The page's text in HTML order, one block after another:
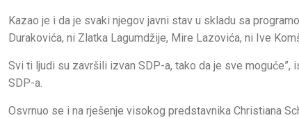
Kazao je i da je svaki njegov javni stav u skladu sa
Durakovića, ni Zlatka Lagumdžije, Mire Lazovića, ni Ive
Svi ti ljudi su završili izvan SDP-a, tako da je sve
SDP-a.
Osvrnuo se i na rješenje visokog predstavnika Christiana